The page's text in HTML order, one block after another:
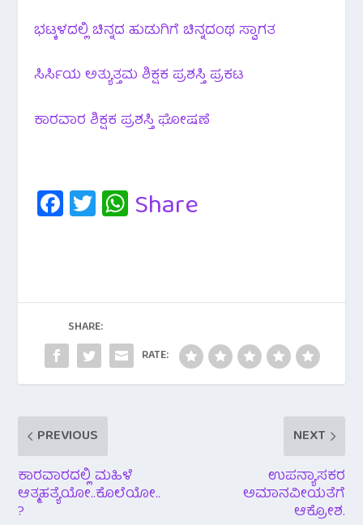
ಭಟ್ಕಳದಲ್ಲಿ ಚಿನ್ನದ ಹುಡುಗಿಗೆ ಚಿನ್ನದಂಥ ಸ್ವಾಗತ
ಸಿರ್ಸಿಯ ಅತ್ಯುತ್ತಮ ಶಿಕ್ಷಕ ಪ್ರಶಸ್ತಿ ಪ್ರಕಟ
ಕಾರವಾರ ಶಿಕ್ಷಕ ಪ್ರಶಸ್ತಿ ಘೋಷಣೆ
Fa
c
o
o
k
T
wi
W
A
p
p
Share
SHARE:
RATE:
PREVIOUS
ಕಾರವಾರದಲ್ಲಿ ಮಹಿಳೆ
ಆತ್ಮಹತ್ಯೆಯೋ..ಕೊಲೆಯೋ..
?
NEXT
ಉಪನ್ಯಾಸಕರ
ಅಮಾನವೀಯತೆಗೆ
ಆಕ್ರೋಶ.